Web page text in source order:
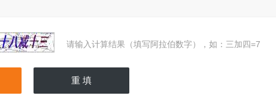
请输入计算结果（填写阿拉伯数字），如：三加四=7